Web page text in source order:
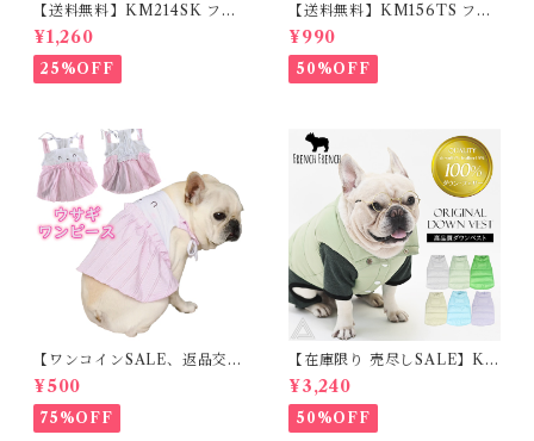
【送料無料】KM214SK フレ
ブル 女の子 スカート ワンピー
ス夏 フリル 犬服 ドックウェア
¥1,260
25%OFF
【送料無料】KM156TS フレ
ブル Tシャツ フレンチブルド
ック レモン柄 犬服 ドックウェ
ア
¥990
50%OFF
【ワンコインSALE、返品交換
不可】KM171SK フレンチブ
ルドック 犬服 女の子 ピンク
スカート
¥500
75%OFF
【在庫限り 売尽しSALE】K
M952Tダウンベスト 100%ダ
ウン・フェザー 犬 犬服 ダウン
ジャケット ベスト フレンチブ
ルドッグ 冬服 極暖 暖かい 可
¥3,240
50%OFF